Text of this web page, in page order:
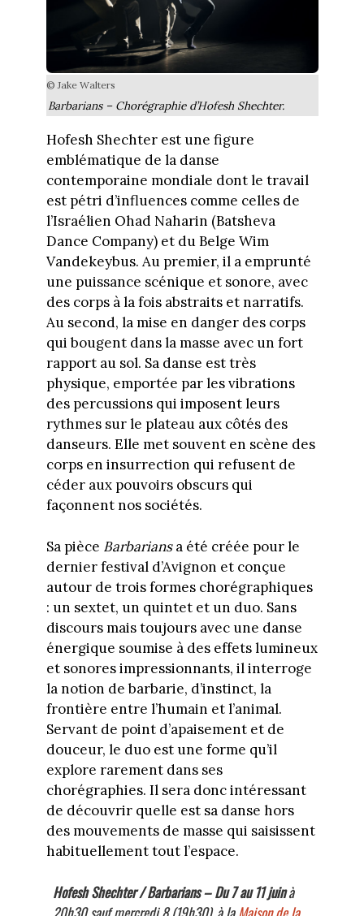
© Jake Walters
Barbarians – Chorégraphie d’Hofesh Shechter.
Hofesh Shechter est une figure
emblématique de la danse
contemporaine mondiale dont le travail
est pétri d’influences comme celles de
l’Israélien Ohad Naharin (Batsheva
Dance Company) et du Belge Wim
Vandekeybus. Au premier, il a emprunté
une puissance scénique et sonore, avec
des corps à la fois abstraits et narratifs.
Au second, la mise en danger des corps
qui bougent dans la masse avec un fort
rapport au sol. Sa danse est très
physique, emportée par les vibrations
des percussions qui imposent leurs
rythmes sur le plateau aux côtés des
danseurs. Elle met souvent en scène des
corps en insurrection qui refusent de
céder aux pouvoirs obscurs qui
façonnent nos sociétés.
Sa pièce Barbariansa été créée pour le
dernier festival d’Avignon et conçue
autour de trois formes chorégraphiques
: un sextet, un quintet et un duo. Sans
discours mais toujours avec une danse
énergique soumise à des effets lumineux
et sonores impressionnants, il interroge
la notion de barbarie, d’instinct, la
frontière entre l’humain et l’animal.
Servant de point d’apaisement et de
douceur, le duo est une forme qu’il
explore rarement dans ses
chorégraphies. Il sera donc intéressant
de découvrir quelle est sa danse hors
des mouvements de masse qui saisissent
habituellement tout l’espace.
Hofesh Shechter / Barbarians –Du 7 au 11 juinà